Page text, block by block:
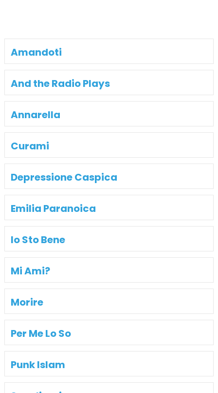
Amandoti
And the Radio Plays
Annarella
Curami
Depressione Caspica
Emilia Paranoica
Io Sto Bene
Mi Ami?
Morire
Per Me Lo So
Punk Islam